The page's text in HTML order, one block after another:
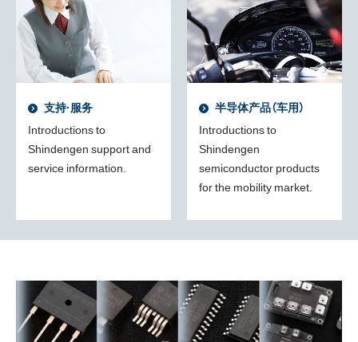
支持·服务
Introductions to
Shindengen support and
service information.
半导体产品（车用）
Introductions to
Shindengen
semiconductor products
for the mobility market.